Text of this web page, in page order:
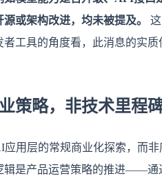
或架构改进，均未被提及。
者工具的角度看，此消息的实质
策略，非技术里程
应用层的常规商业化探索，而非
辑是产品运营策略的推进——通